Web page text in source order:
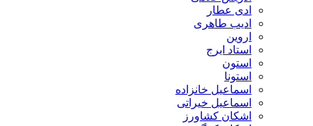
ادی عطار
ادیب طاهری
استاد ایرج
اسماعیل خانزاده
اسماعیل خیراتی
اشکان کشاورز